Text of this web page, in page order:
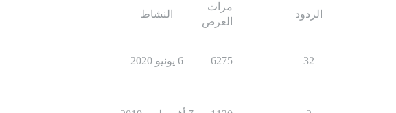
الردود
مرات
العرض
النشاط
32
6275 6 يونيو 2020